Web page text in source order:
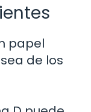
papel
de los